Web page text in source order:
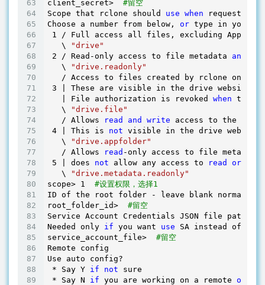
client_secret> #留空
Scope that rclone should use when requesting
Choose a number from below, or type in your
1
/ Full access all files, excluding
   \
"drive"
2 / Read-only access to file metadata and
   \
"drive.readonly"
   / Access to files created by rclone only.
3 | These are visible in the drive website.
   | File authorization is revoked
when the
   \
"drive.file"
   / Allows
read and write access to the
4 | This is not visible in the drive website.
   \
"drive.appfolder"
   / Allows
read -only access to file metadata
5 | does not allow any access to read or
   \
"drive.metadata.readonly"
scope> 1
#设置权限，选择1
ID of the root folder - leave blank
root_folder_id> #留空
Service Account Credentials JSON file path
Needed only if you want use SA instead of
service_account_file> #留空
Remote config
Use auto config?
* Say Y if not sure
* Say N if you are working on a remote or